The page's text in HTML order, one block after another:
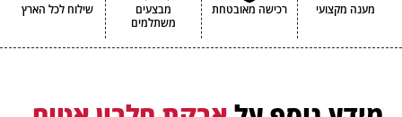
מענה מקצועי רכישה מאובטחת
מבצעים
משתלמים
שילוח לכל הארץ